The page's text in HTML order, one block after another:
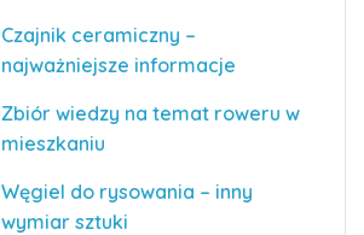
Czajnik ceramiczny –
najważniejsze informacje
Zbiór wiedzy na temat roweru w
mieszkaniu
Węgiel do rysowania – inny
wymiar sztuki